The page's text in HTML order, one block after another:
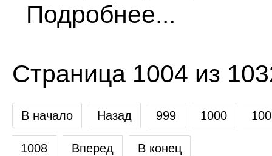
Подробнее...
Страница 1004 из
В начало Назад 999 1000
1008 Вперед В конец